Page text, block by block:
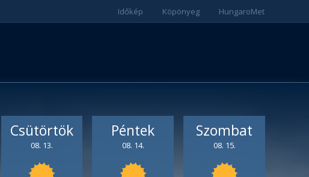
HungaroMet
Köpönyeg
Időkép
Csütörtök
08. 13.
Péntek
08. 14.
Szombat
08. 15.